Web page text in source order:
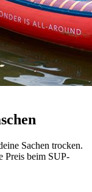
Sachen trocken.
Preis beim SUP-